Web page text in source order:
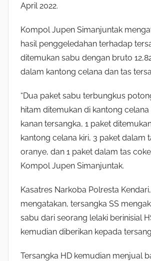
April 2022.
Kompol Jupen Simanjuntak
hasil penggeledahan terhadap
ditemukan sabu dengan bruto
dalam kantong celana dan tas
“Dua paket sabu terbungkus
hitam ditemukan di kantong celana
kanan tersangka, 1 paket
kantong celana kiri, 3 paket dalam
oranye, dan 1 paket dalam tas
Kompol Jupen Simanjuntak.
Kasatres Narkoba Polresta
mengatakan, tersangka SS
sabu dari seorang lelaki berinisial
kemudian diberikan kepada
Tersangka HD kemudian menjual